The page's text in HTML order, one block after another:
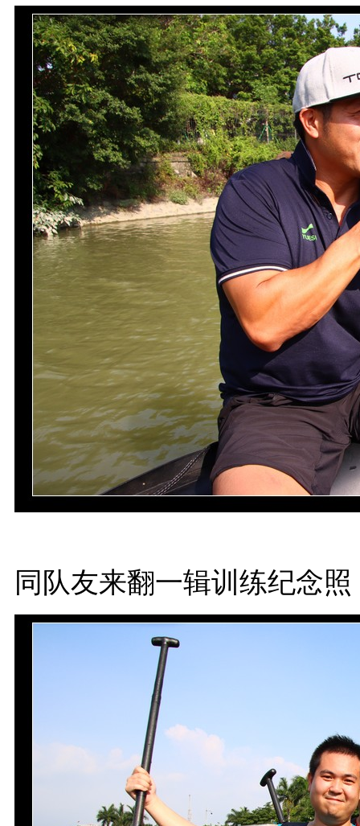
同队友来翻一辑训练纪念照